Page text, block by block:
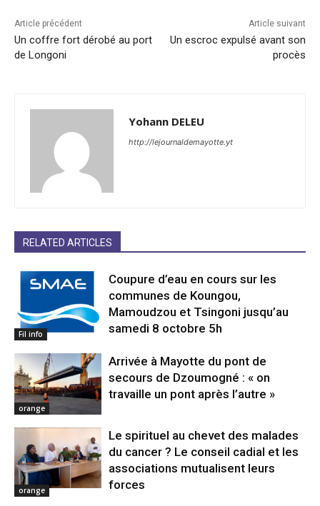
Article précédent
Un coffre fort dérobé au port
de Longoni
Article suivant
Un escroc expulsé avant son
procès
Yohann DELEU
http://lejournaldemayotte.yt
RELATED ARTICLES
Fil info
Coupure d’eau en cours sur les
communes de Koungou,
Mamoudzou et Tsingoni jusqu’au
samedi 8 octobre 5h
orange
Arrivée à Mayotte du pont de
secours de Dzoumogné : « on
travaille un pont après l’autre »
orange
Le spirituel au chevet des malades
du cancer ? Le conseil cadial et les
associations mutualisent leurs
forces